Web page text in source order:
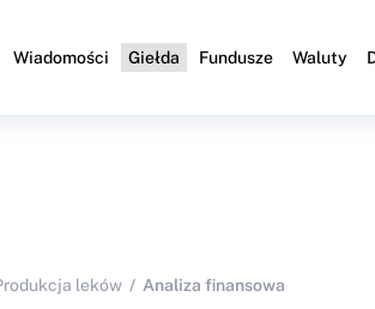
Wiadomości Giełda Fundusze Waluty
leków Analiza finansowa